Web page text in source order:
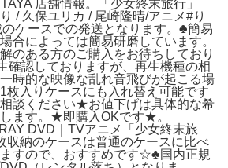
店舗情報。「少女終末旅行」
/ 久保ユリカ / 尾崎隆晴/アニメ#り
ケースでの発送となります。♣︎簡易
合によっては簡易研磨しています。
のある方のご購入をお待ちしており
確認しておりますが、再生機種の相
時的な映像な乱れ音飛びが起こる場
入りケースにも入れ替え可能です
談ください★お値下げは具体的な希
ます。★即購入OKです★。
DVD｜TVアニメ「少女終末旅
収納のケースは普通のケースに比べ
すので、おすすめです☆♣︎国内正規